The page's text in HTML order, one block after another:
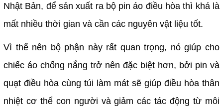
Nhật Bản, để sản xuất ra bộ pin áo điều hòa thì khá là
mất nhiều thời gian và cần các nguyên vật liệu tốt.
Vì thế nên bộ phận này rất quan trọng, nó giúp cho
chiếc áo chống nắng trở nên đặc biệt hơn, bởi pin và
quạt điều hòa cùng túi làm mát sẽ giúp điều hòa thân
nhiệt cơ thể con người và giảm các tác động từ môi